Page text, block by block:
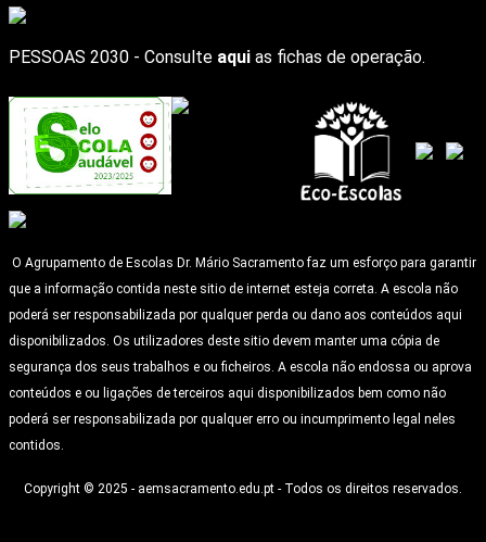
PESSOAS 2030 - Consulte aqui as fichas de operação.
O Agrupamento de Escolas Dr. Mário Sacramento faz um esforço para garantir
que a informação contida neste sitio de internet esteja correta. A escola não
poderá ser responsabilizada por qualquer perda ou dano aos conteúdos aqui
disponibilizados. Os utilizadores deste sitio devem manter uma cópia de
segurança dos seus trabalhos e ou ficheiros. A escola não endossa ou aprova
conteúdos e ou ligações de terceiros aqui disponibilizados bem como não
poderá ser responsabilizada por qualquer erro ou incumprimento legal neles
contidos.
Copyright © 2025 - aemsacramento.edu.pt - Todos os direitos reservados.